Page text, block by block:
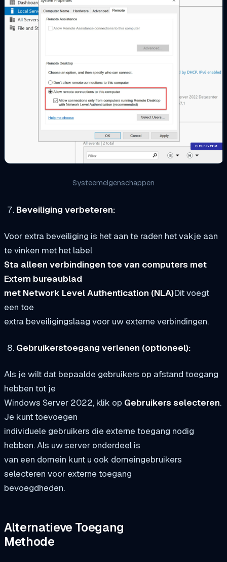
Systeemeigenschappen
Beveiliging verbeteren:
Voor extra beveiliging is het aan te raden het vakje aan
te vinken met het label
Sta alleen verbindingen toe van computers met
Extern bureaublad
met Network Level Authentication (NLA)Dit voegt
een toe
extra beveiligingslaag voor uw externe verbindingen.
Gebruikerstoegang verlenen (optioneel):
Als je wilt dat bepaalde gebruikers op afstand toegang
hebben tot je
Windows Server 2022, klik op Gebruikers selecteren.
Je kunt toevoegen
individuele gebruikers die externe toegang nodig
hebben. Als uw server onderdeel is
van een domein kunt u ook domeingebruikers
selecteren voor externe toegang
bevoegdheden.
Alternatieve Toegang
Methode